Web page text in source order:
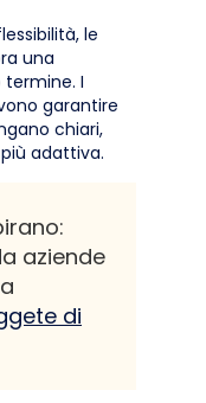
le
una
I
garantire
chiari,
adattiva.
aziende
di